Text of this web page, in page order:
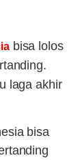
bisa lolos
laga akhir
bisa